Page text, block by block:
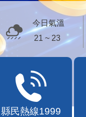
今日氣溫
21 ~ 23
縣民熱線1999